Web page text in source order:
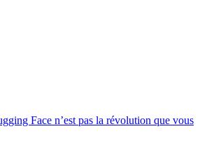
Face n’est pas la révolution que vous